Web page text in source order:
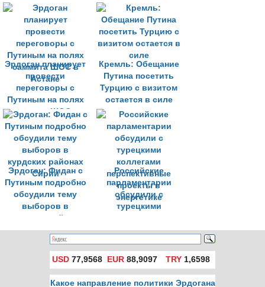
нормализации
отношений Анкары
и Дамаска
Эрдоган планирует
провести
переговоры с
Путиным на полях
саммита ШОС в
Астане
Кремль: Обещание
Путина посетить
Турцию с визитом
остается в силе
Эрдоган: Фидан с
Путиным подробно
обсудили тему
выборов в
курдских районах
Сирии
Российские
парламентарии
обсудили с
турецкими
перспективные
проекты в
энергетике
USD 77,9568 EUR 88,9097 TRY1,6598
Какое направление политики Эрдогана